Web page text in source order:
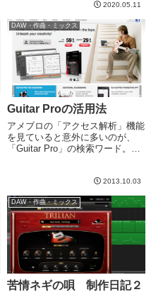
る？？パッドが完全にへたり、中
のスピーカーユニットが耳に当た
りそうになってます。。。こりゃ
あ耳が痛くなるはずだよ。。。た
し...
2020.05.11
DAW・作曲・ミックス
Guitar Proの活用法
アメブロの「アクセス解析」機能
を見ていると意外に多いのが、
「Guitar Pro」の検索ワード。と
サイト（英語版）$59かかりま
す。が、その価値はあると思いま
す。非常に重宝していま...
2013.10.03
DAW・作曲・ミックス
苦情ネギの唄 制作日記２